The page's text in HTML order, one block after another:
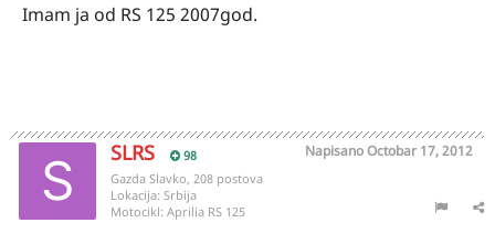
Imam ja od RS 125 2007god.
SLRS 98 NapisanoOctobar 17, 2012
Gazda Slavko, 208 postova
Lokacija: Srbija
Motocikl: Aprilia RS 125